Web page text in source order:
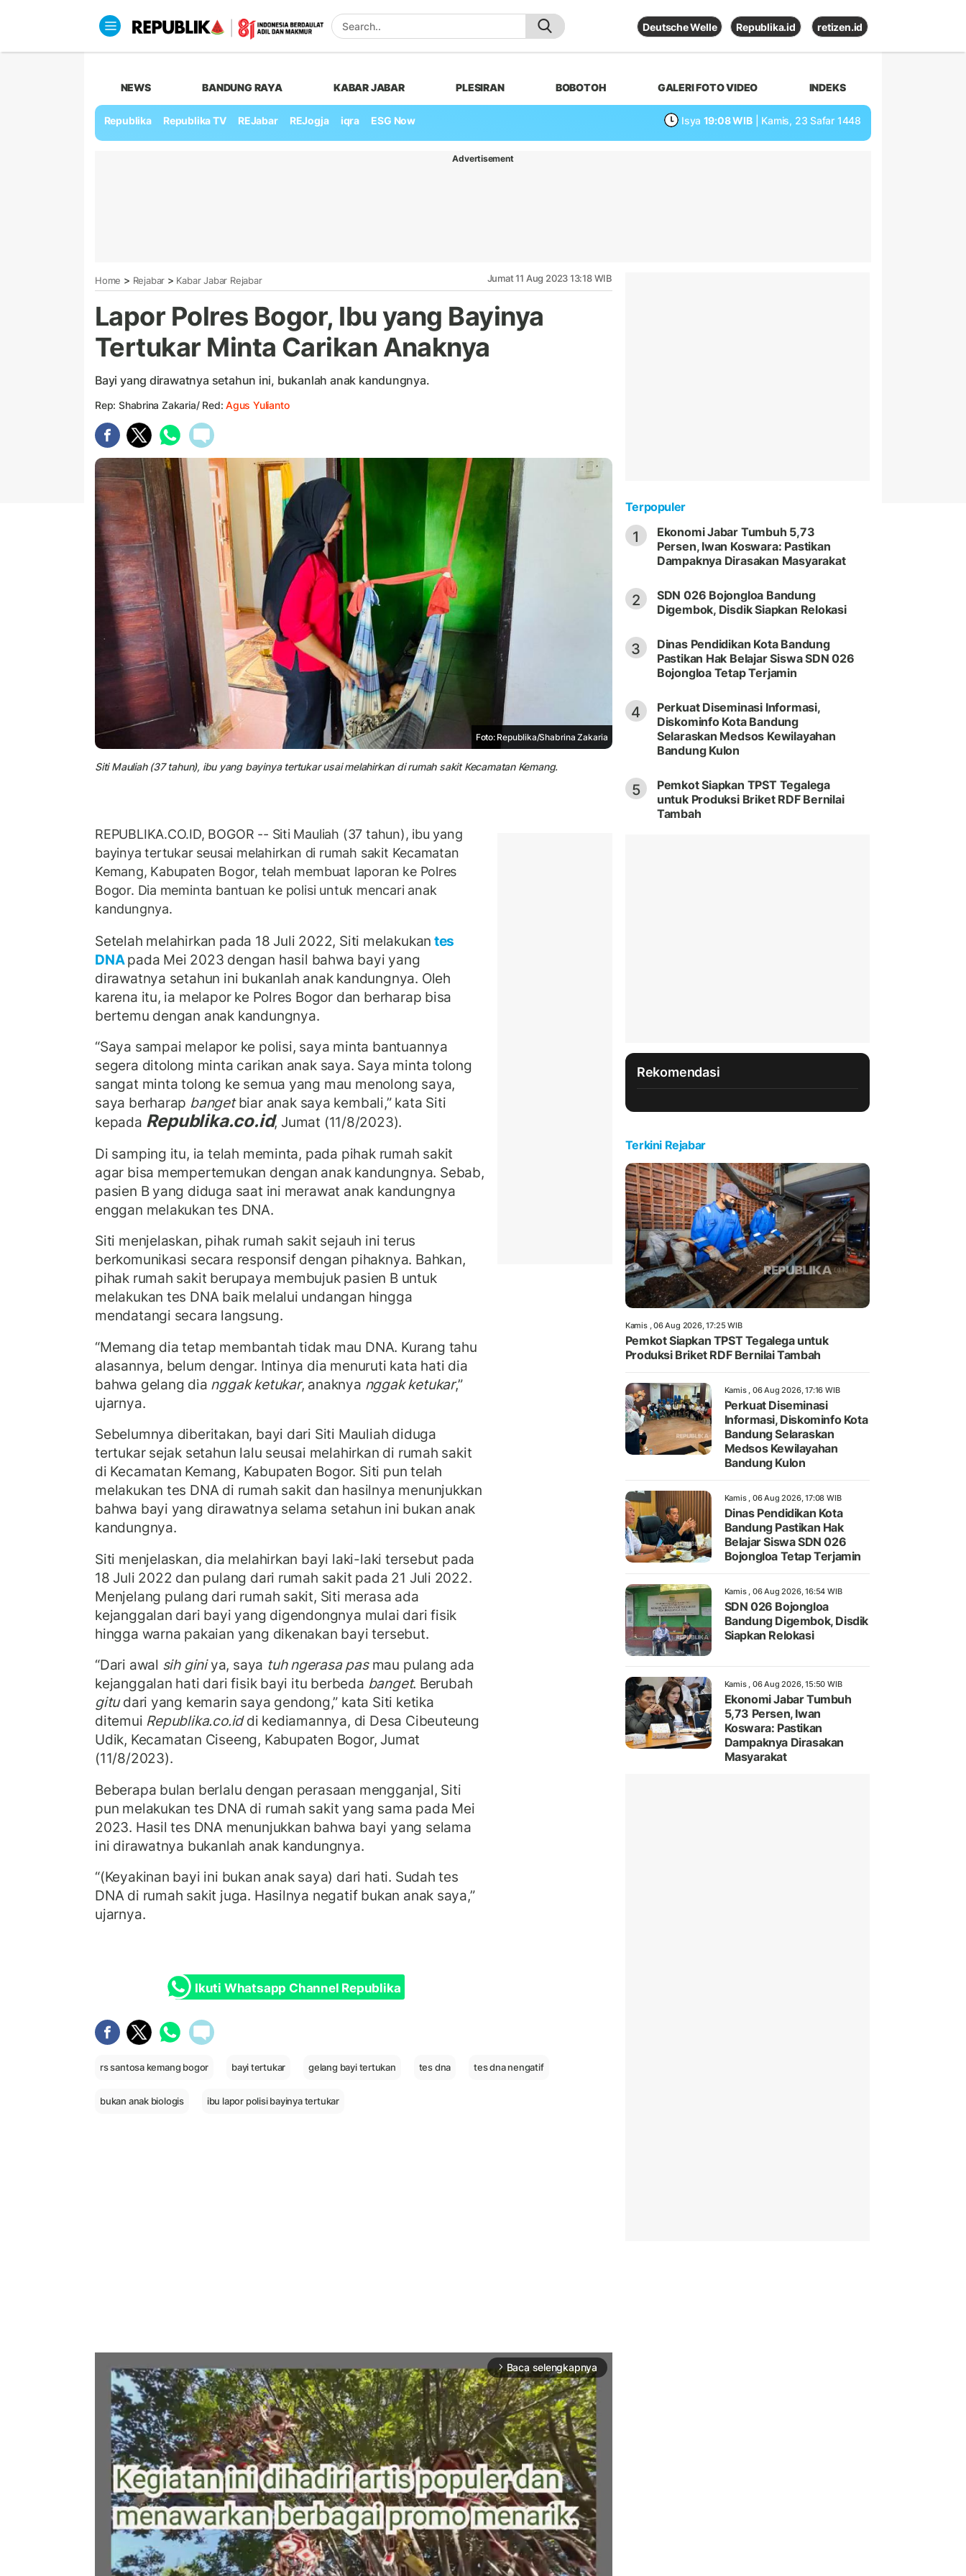
Deutsche Welle Republika.id retizen.id
NEWS BANDUNG RAYA KABAR JABAR PLESIRAN BOBOTOH GALERI FOTO VIDEO INDEKS
Republika Republika TV REJabar REJogja iqra ESG Now Isya 19:08 WIB | Kamis, 23 Safar 1448
Advertisement
Home > Rejabar > Kabar Jabar Rejabar Jumat 11 Aug 2023 13:18 WIB
Lapor Polres Bogor, Ibu yang Bayinya
Tertukar Minta Carikan Anaknya
Bayi yang dirawatnya setahun ini, bukanlah anak kandungnya.
Rep: Shabrina Zakaria/ Red:Agus Yulianto
Foto: Republika/Shabrina Zakaria
Siti Mauliah (37 tahun), ibu yang bayinya tertukar usai melahirkan di rumah sakit Kecamatan Kemang.
REPUBLIKA.CO.ID, BOGOR -- Siti Mauliah (37 tahun), ibu yang
bayinya tertukar seusai melahirkan di rumah sakit Kecamatan
Kemang, Kabupaten Bogor, telah membuat laporan ke Polres
Bogor. Dia meminta bantuan ke polisi untuk mencari anak
kandungnya.
Setelah melahirkan pada 18 Juli 2022, Siti melakukan tes
DNApada Mei 2023 dengan hasil bahwa bayi yang
dirawatnya setahun ini bukanlah anak kandungnya. Oleh
karena itu, ia melapor ke Polres Bogor dan berharap bisa
bertemu dengan anak kandungnya.
“Saya sampai melapor ke polisi, saya minta bantuannya
segera ditolong minta carikan anak saya. Saya minta tolong
sangat minta tolong ke semua yang mau menolong saya,
saya berharap bangetbiar anak saya kembali,” kata Siti
kepada Republika.co.id, Jumat (11/8/2023).
Di samping itu, ia telah meminta, pada pihak rumah sakit
agar bisa mempertemukan dengan anak kandungnya. Sebab,
pasien B yang diduga saat ini merawat anak kandungnya
enggan melakukan tes DNA.
Siti menjelaskan, pihak rumah sakit sejauh ini terus
berkomunikasi secara responsif dengan pihaknya. Bahkan,
pihak rumah sakit berupaya membujuk pasien B untuk
melakukan tes DNA baik melalui undangan hingga
mendatangi secara langsung.
“Memang dia tetap membantah tidak mau DNA. Kurang tahu
alasannya, belum dengar. Intinya dia menuruti kata hati dia
bahwa gelang dia nggak ketukar, anaknya nggak ketukar,”
ujarnya.
Sebelumnya diberitakan, bayi dari Siti Mauliah diduga
tertukar sejak setahun lalu seusai melahirkan di rumah sakit
di Kecamatan Kemang, Kabupaten Bogor. Siti pun telah
melakukan tes DNA di rumah sakit dan hasilnya menunjukkan
bahwa bayi yang dirawatnya selama setahun ini bukan anak
kandungnya.
Siti menjelaskan, dia melahirkan bayi laki-laki tersebut pada
18 Juli 2022 dan pulang dari rumah sakit pada 21 Juli 2022.
Menjelang pulang dari rumah sakit, Siti merasa ada
kejanggalan dari bayi yang digendongnya mulai dari fisik
hingga warna pakaian yang dikenakan bayi tersebut.
“Dari awal sih giniya, saya tuh ngerasa pasmau pulang ada
kejanggalan hati dari fisik bayi itu berbeda banget. Berubah
gitudari yang kemarin saya gendong,” kata Siti ketika
ditemui Republika.co.iddi kediamannya, di Desa Cibeuteung
Udik, Kecamatan Ciseeng, Kabupaten Bogor, Jumat
(11/8/2023).
Beberapa bulan berlalu dengan perasaan mengganjal, Siti
pun melakukan tes DNA di rumah sakit yang sama pada Mei
2023. Hasil tes DNA menunjukkan bahwa bayi yang selama
ini dirawatnya bukanlah anak kandungnya.
“(Keyakinan bayi ini bukan anak saya) dari hati. Sudah tes
DNA di rumah sakit juga. Hasilnya negatif bukan anak saya,”
ujarnya.
Ikuti Whatsapp Channel Republika
rs santosa kemang bogor bayi tertukar gelang bayi tertukan tes dna tes dna nengatif
bukan anak biologis ibu lapor polisi bayinya tertukar
arrow_forward_ios Baca selengkapnya
Terpopuler
1
Ekonomi Jabar Tumbuh 5,73
Persen, Iwan Koswara: Pastikan
Dampaknya Dirasakan Masyarakat
2
SDN 026 Bojongloa Bandung
Digembok, Disdik Siapkan Relokasi
3
Dinas Pendidikan Kota Bandung
Pastikan Hak Belajar Siswa SDN 026
Bojongloa Tetap Terjamin
4
Perkuat Diseminasi Informasi,
Diskominfo Kota Bandung
Selaraskan Medsos Kewilayahan
Bandung Kulon
5
Pemkot Siapkan TPST Tegalega
untuk Produksi Briket RDF Bernilai
Tambah
Rekomendasi
Terkini Rejabar
Kamis , 06 Aug 2026, 17:25 WIB
Pemkot Siapkan TPST Tegalega untuk
Produksi Briket RDF Bernilai Tambah
Kamis , 06 Aug 2026, 17:16 WIB
Perkuat Diseminasi
Informasi, Diskominfo Kota
Bandung Selaraskan
Medsos Kewilayahan
Bandung Kulon
Kamis , 06 Aug 2026, 17:08 WIB
Dinas Pendidikan Kota
Bandung Pastikan Hak
Belajar Siswa SDN 026
Bojongloa Tetap Terjamin
Kamis , 06 Aug 2026, 16:54 WIB
SDN 026 Bojongloa
Bandung Digembok, Disdik
Siapkan Relokasi
Kamis , 06 Aug 2026, 15:50 WIB
Ekonomi Jabar Tumbuh
5,73 Persen, Iwan
Koswara: Pastikan
Dampaknya Dirasakan
Masyarakat